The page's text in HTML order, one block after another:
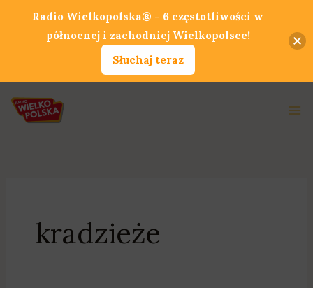
kradzieże
Radio Wielkopolska® - 6 częstotliwości w
północnej i zachodniej Wielkopolsce!
Słuchaj teraz